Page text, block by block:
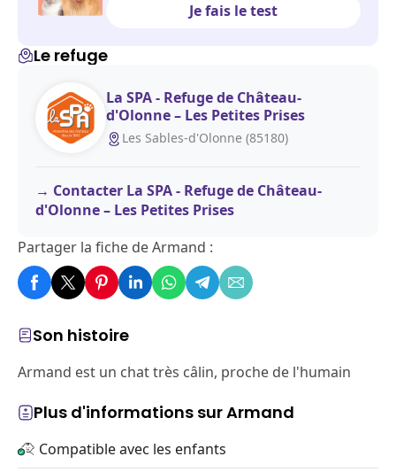
Son histoire
Armand est un chat très câlin, proche de l'humain
Plus d'informations sur Armand
Compatible avec les enfants
Je fais le test
Le refuge
La SPA - Refuge de Château-
d'Olonne – Les Petites Prises
Les Sables-d'Olonne (85180)
Contacter La SPA - Refuge de Château-
d'Olonne – Les Petites Prises
Partager la fiche de Armand :